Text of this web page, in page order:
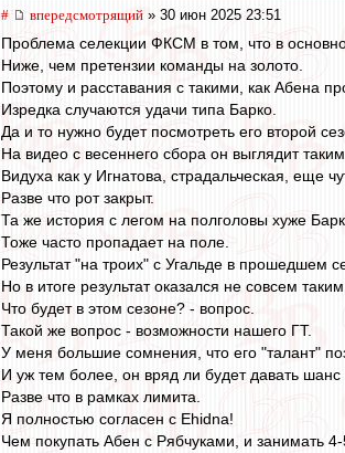
# впередсмотрящий » 30 июн 2025 23:51
Проблема селекции ФКСМ в том, что в
Ниже, чем претензии команды на золото.
Поэтому и расставания с такими, как Абена
Изредка случаются удачи типа Барко.
Да и то нужно будет посмотреть его второй
На видео с весеннего сбора он выглядит
Видуха как у Игнатова, страдальческая, еще
Разве что рот закрыт.
Та же история с легом на полголовы хуже
Тоже часто пропадает на поле.
Результат "на троих" с Угальде в прошедшем
Но в итоге результат оказался не совсем
Что будет в этом сезоне? - вопрос.
Такой же вопрос - возможности нашего ГТ.
У меня большие сомнения, что его "талант"
И уж тем более, он вряд ли будет давать
Разве что в рамках лимита.
Я полностью согласен с Ehidna!
Чем покупать Абен с Рябчуками, и занимать